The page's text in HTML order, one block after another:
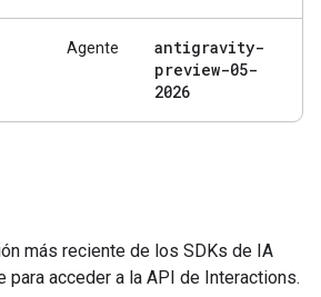
Agente
antigravity-
preview-05-
2026
más reciente de los SDKs de IA
para acceder a la API de Interactions.